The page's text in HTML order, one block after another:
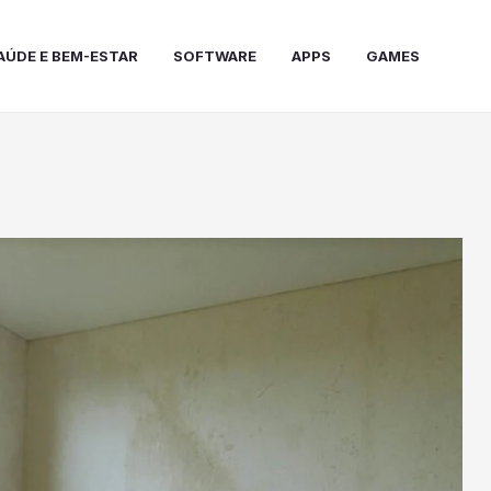
E BEM-ESTAR SOFTWARE APPS GAMES